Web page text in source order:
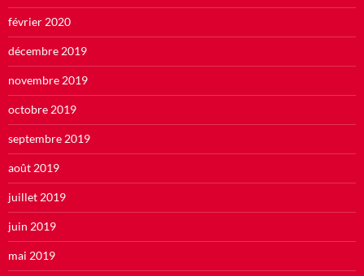
février 2020
décembre 2019
novembre 2019
octobre 2019
septembre 2019
août 2019
juillet 2019
juin 2019
mai 2019